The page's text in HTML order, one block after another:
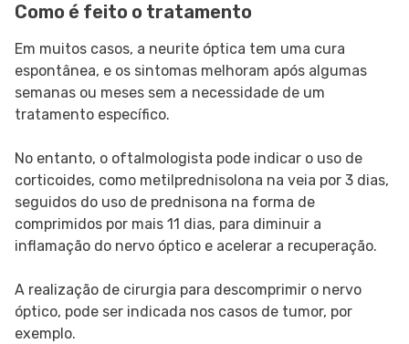
Como é feito o tratamento
Em muitos casos, a neurite óptica tem uma cura
espontânea, e os sintomas melhoram após algumas
semanas ou meses sem a necessidade de um
tratamento específico.
No entanto, o oftalmologista pode indicar o uso de
corticoides, como metilprednisolona na veia por 3 dias,
seguidos do uso de prednisona na forma de
comprimidos por mais 11 dias, para diminuir a
inflamação do nervo óptico e acelerar a recuperação.
A realização de cirurgia para descomprimir o nervo
óptico, pode ser indicada nos casos de tumor, por
exemplo.